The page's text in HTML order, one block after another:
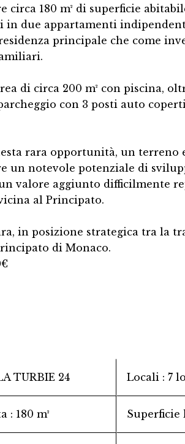
circa 180 m² di superficie
in due appartamenti
principale che come
di circa 200 m² con piscina,
con 3 posti auto
rara opportunità, un terreno
un notevole potenziale di
valore aggiunto difficilmente
al Principato.
in posizione strategica tra la
di Monaco.
TURBIE 24 Locali 7
180 m² Superficie